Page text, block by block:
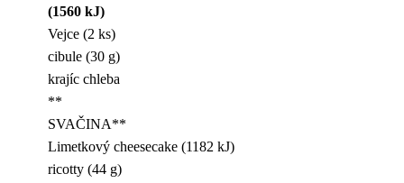
(1560 kJ)
Vejce (2 ks)
cibule (30 g)
krajíc chleba
**
SVAČINA**
Limetkový cheesecake (1182 kJ)
ricotty (44 g)